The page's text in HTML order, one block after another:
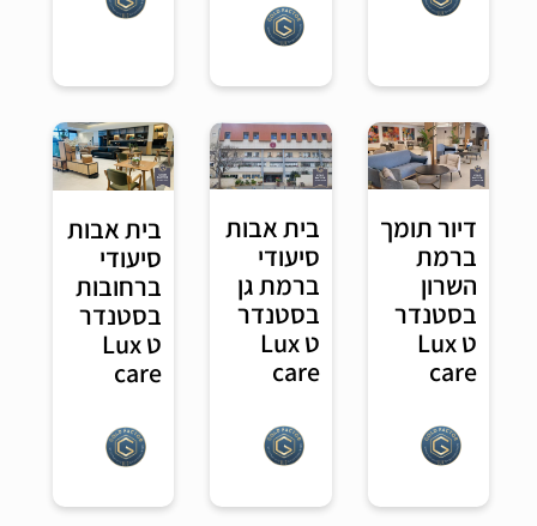
דיור תומך
ברמת
השרון
בסטנדר
ט Lux
care
בית אבות
סיעודי
ברמת גן
בסטנדר
ט Lux
care
בית אבות
סיעודי
ברחובות
בסטנדר
ט Lux
care